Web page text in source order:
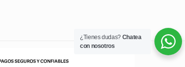
¿Tienes dudas? Chatea
con nosotros